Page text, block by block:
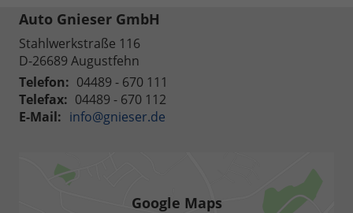
Auto Gnieser GmbH
Stahlwerkstraße 116
D-26689 Augustfehn
Telefon: 04489 - 670 111
Telefax: 04489 - 670 112
E-Mail: info@gnieser.de
Google Maps